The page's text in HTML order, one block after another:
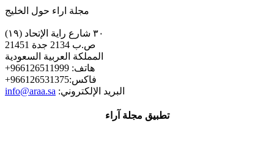
مجلة اراء حول الخليج
٣٠ شارع راية الإتحاد (١٩)
ص.ب 2134 جدة 21451
المملكة العربية السعودية
+هاتف: 966126511999
+فاكس:966126531375
info@araa.sa :البريد الإلكتروني
تطبيق مجلة آراء